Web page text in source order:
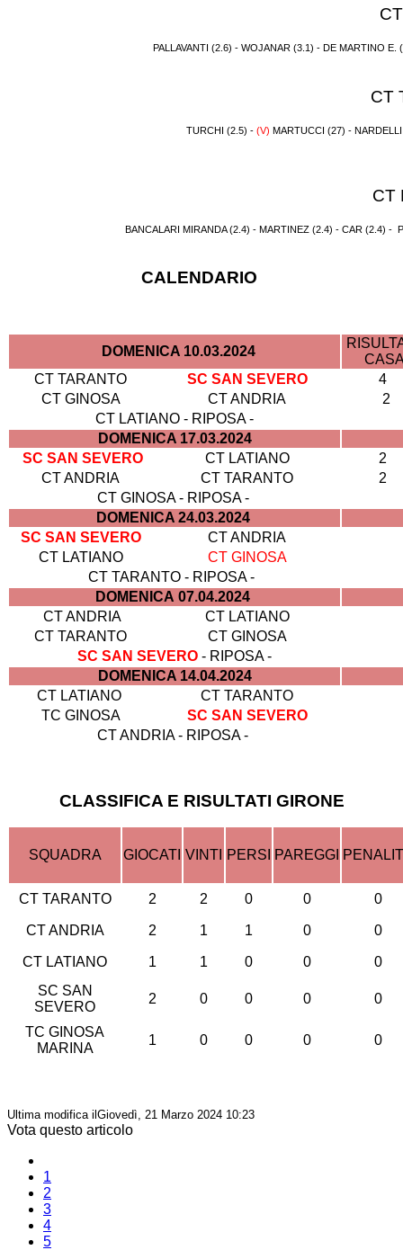
PALLAVANTI (2.6) - WOJANAR (3.1) - DE MARTINO E.
CT
TURCHI (2.5) - (V) MARTUCCI (27) -
CT
BANCALARI MIRANDA (2.4) - MARTINEZ (2.4) - CAR (2.4) -
CALENDARIO
DOMENICA 10.03.2024
CT TARANTO
SC SAN SEVERO
4
CT GINOSA
CT ANDRIA
2
CT LATIANO - RIPOSA -
DOMENICA 17.03.2024
SC SAN SEVERO
CT LATIANO
2
CT ANDRIA
CT TARANTO
2
CT GINOSA - RIPOSA -
DOMENICA 24.03.2024
SC SAN SEVERO
CT ANDRIA
CT LATIANO
CT GINOSA
CT TARANTO - RIPOSA -
DOMENICA 07.04.2024
CT ANDRIA
CT LATIANO
CT TARANTO
CT GINOSA
SC SAN SEVERO - RIPOSA -
DOMENICA 14.04.2024
CT LATIANO
CT TARANTO
TC GINOSA
SC SAN SEVERO
CT ANDRIA - RIPOSA -
CLASSIFICA E RISULTATI GIRONE
SQUADRA GIOCATI VINTI PERSI PAREGGI
CT TARANTO 2 2 0 0 0
CT ANDRIA 2 1 1 0 0
CT LATIANO 1 1 0 0
0
SC SAN
SEVERO
2 0 0 0 0
TC GINOSA
MARINA
1 0 0 0 0
Ultima modifica ilGiovedì, 21 Marzo 2024 10:23
Vota questo articolo
1
2
3
4
5